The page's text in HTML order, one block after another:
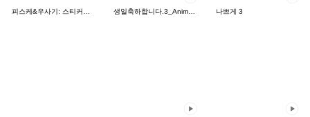
피스케&우사기: 스티커의 날 생일축하합니다.3_Animated 나쁘게 3